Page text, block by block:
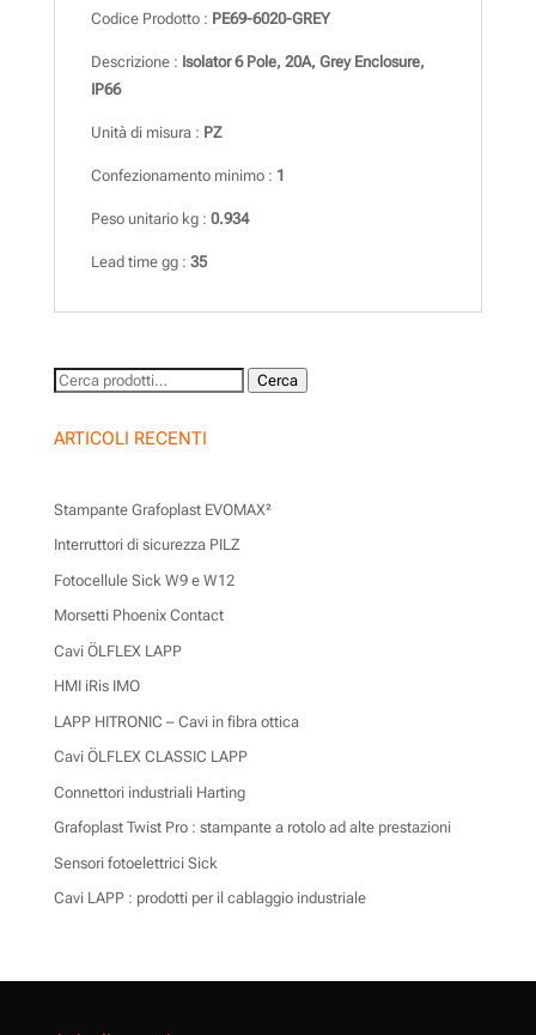
Codice Prodotto : PE69-6020-GREY
Descrizione : Isolator 6 Pole, 20A, Grey Enclosure,
IP66
Unità di misura : PZ
Confezionamento minimo : 1
Peso unitario kg : 0.934
Lead time gg : 35
Cerca: Cerca
ARTICOLI RECENTI
Stampante Grafoplast EVOMAX²
Interruttori di sicurezza PILZ
Fotocellule Sick W9 e W12
Morsetti Phoenix Contact
Cavi ÖLFLEX LAPP
HMI iRis IMO
LAPP HITRONIC – Cavi in fibra ottica
Cavi ÖLFLEX CLASSIC LAPP
Connettori industriali Harting
Grafoplast Twist Pro : stampante a rotolo ad alte prestazioni
Sensori fotoelettrici Sick
Cavi LAPP : prodotti per il cablaggio industriale